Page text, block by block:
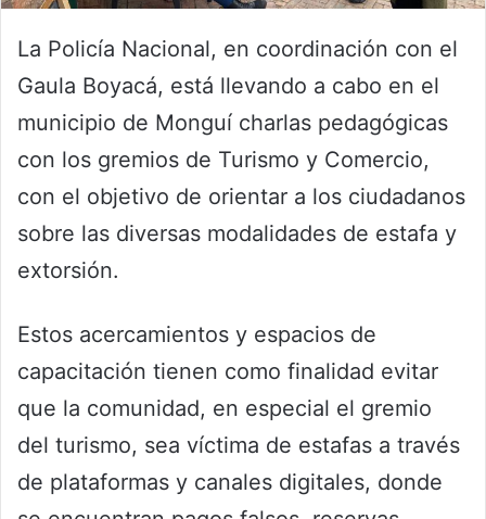
La Policía Nacional, en coordinación con el
Gaula Boyacá, está llevando a cabo en el
municipio de Monguí charlas pedagógicas
con los gremios de Turismo y Comercio,
con el objetivo de orientar a los ciudadanos
sobre las diversas modalidades de estafa y
extorsión.
Estos acercamientos y espacios de
capacitación tienen como finalidad evitar
que la comunidad, en especial el gremio
del turismo, sea víctima de estafas a través
de plataformas y canales digitales, donde